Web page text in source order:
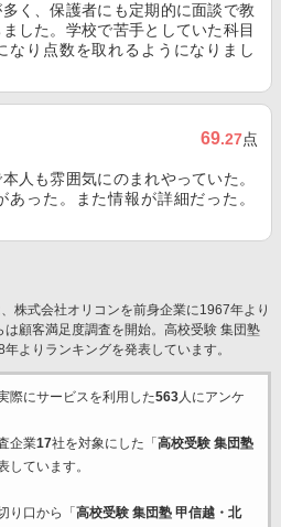
く、保護者にも定期的に面談で教
した。学校で苦手としていた科目
なり点数を取れるようになりまし
69.27点
人も雰囲気にのまれやっていた。
った。また情報が詳細だった。
株式会社オリコンを前身企業に1967年より
顧客満足度調査を開始。高校受験 集団塾
よりランキングを発表しています。
際にサービスを利用した563人にアンケ
企業17社を対象にした「 高校受験 集団塾
しています。
り口から「 高校受験 集団塾 甲信越・北